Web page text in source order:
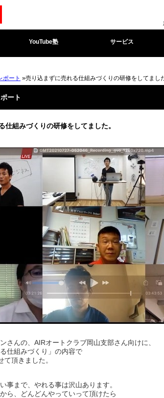
YouTube塾 サービス
ポート »売り込まずに売れる仕組みづくりの研修をしてまし
ート
仕組みづくりの研修をしてました。
さんの、AIRオートクラブ岡山支部さん向けに、
仕組みづくり」の内容で
頂きました。
事まで、やれる事は沢山あります。
ら、どんどんやっていって頂けたら